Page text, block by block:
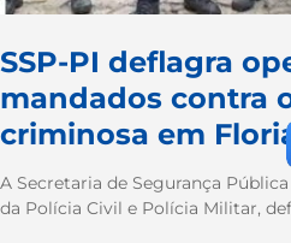
SSP-PI deflagra
mandados contra
criminosa em
A Secretaria de Segurança
da Polícia Civil e Polícia Militar,